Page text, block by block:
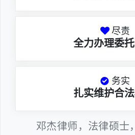
尽责
全力办理委
务实
扎实维护合
邓杰律师，法律硕士